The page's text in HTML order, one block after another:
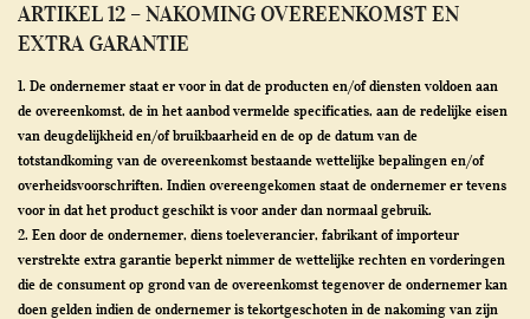
ARTIKEL 12 – NAKOMING OVEREENKOMST EN
EXTRA GARANTIE
1. De ondernemer staat er voor in dat de producten en/of diensten voldoen aan
de overeenkomst, de in het aanbod vermelde specificaties, aan de redelijke eisen
van deugdelijkheid en/of bruikbaarheid en de op de datum van de
totstandkoming van de overeenkomst bestaande wettelijke bepalingen en/of
overheidsvoorschriften. Indien overeengekomen staat de ondernemer er tevens
voor in dat het product geschikt is voor ander dan normaal gebruik.
2. Een door de ondernemer, diens toeleverancier, fabrikant of importeur
verstrekte extra garantie beperkt nimmer de wettelijke rechten en vorderingen
die de consument op grond van de overeenkomst tegenover de ondernemer kan
doen gelden indien de ondernemer is tekortgeschoten in de nakoming van zijn